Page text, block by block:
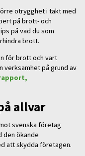
otrygghet i takt med
på brott- och
på vad du som
brott.
för brott och vart
verksamhet på grund av
allvar
svenska företag
den ökande
att skydda företagen.